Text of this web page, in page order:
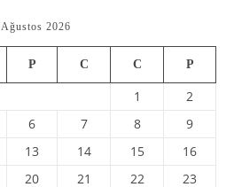
Ağustos 2026
P C C P
1
2
6 7 8
9
13 14 15
16
20 21 22
23